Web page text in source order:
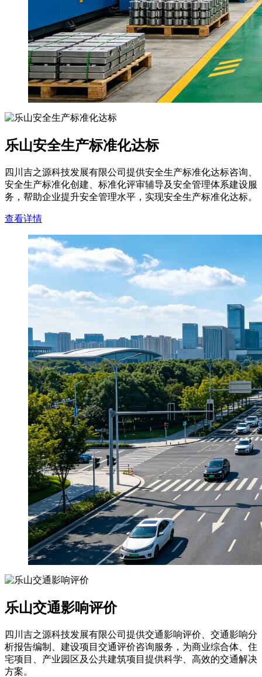
乐山安全生产标准化达标
四川吉之源科技发展有限公司提供安全生产标准化达标咨询、
安全生产标准化创建、标准化评审辅导及安全管理体系建设服
务，帮助企业提升安全管理水平，实现安全生产标准化达标。
查看详情
乐山交通影响评价
四川吉之源科技发展有限公司提供交通影响评价、交通影响分
析报告编制、建设项目交通评价咨询服务，为商业综合体、住
宅项目、产业园区及公共建筑项目提供科学、高效的交通解决
方案。